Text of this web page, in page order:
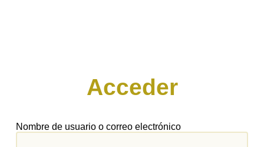
Acceder
Nombre de usuario o correo electrónico